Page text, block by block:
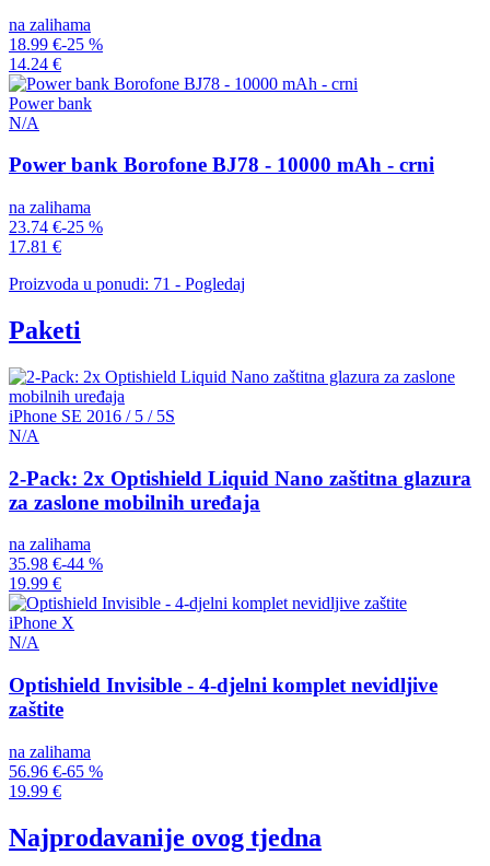
na zalihama
18.99 €-25 %
14.24 €
Power bank
N/A
Power bank Borofone BJ78 - 10000 mAh - crni
na zalihama
23.74 €-25 %
17.81 €
Proizvoda u ponudi: 71 - Pogledaj
Paketi
iPhone SE 2016 / 5 / 5S
N/A
2-Pack: 2x Optishield Liquid Nano zaštitna glazura
za zaslone mobilnih uređaja
na zalihama
35.98 €-44 %
19.99 €
iPhone X
N/A
Optishield Invisible - 4-djelni komplet nevidljive
zaštite
na zalihama
56.96 €-65 %
19.99 €
Najprodavanije ovog tjedna